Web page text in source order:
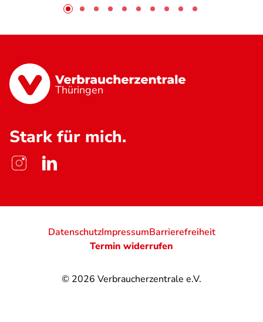
Thüringen
Stark für mich.
© 2026 Verbraucherzentrale e.V.
DatenschutzImpressumBarrierefreiheit
Termin widerrufen